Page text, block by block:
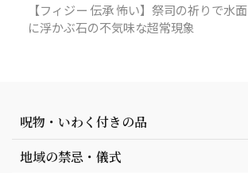
【フィジー 伝承 怖い】祭司の祈りで水面
に浮かぶ石の不気味な超常現象
呪物・いわく付きの品
地域の禁忌・儀式